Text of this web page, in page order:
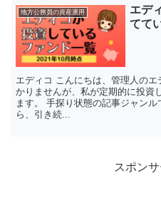
地方公務員の資産運用
エデ
てて
エディコ こんにちは、管理人の
かりませんが、私が定期的に投資
ます。 手探り状態の記事ジャン
ら、引き続...
スポン